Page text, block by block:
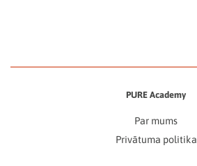
PURE Academy
Par mums
Privātuma politika